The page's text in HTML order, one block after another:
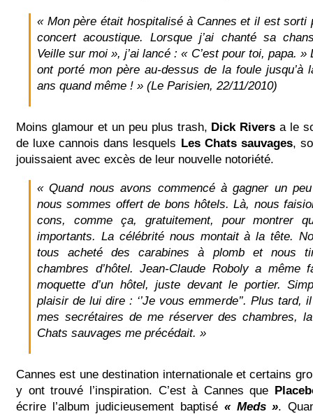
« Mon père était hospitalisé à Cannes et il est sorti
concert acoustique. Lorsque j’ai chanté sa
Veille sur moi », j’ai lancé : « C’est pour toi, papa.
ont porté mon père au-dessus de la foule
ans quand même ! » (Le Parisien, 22/11/2010)
Moins glamour et un peu plus trash, Dick Rivers a le
de luxe cannois dans lesquels Les Chats sauvages,
jouissaient avec excès de leur nouvelle notoriété.
« Quand nous avons commencé à gagner un peu
nous sommes offert de bons hôtels. Là, nous
cons, comme ça, gratuitement, pour montrer
importants. La célébrité nous montait à la tête.
tous acheté des carabines à plomb et nous
chambres d’hôtel. Jean-Claude Roboly a
moquette d’un hôtel, juste devant le portier.
plaisir de lui dire : ‘’Je vous emmerde’’. Plus tard,
mes secrétaires de me réserver des chambres,
Chats sauvages me précédait. »
Cannes est une destination internationale et certains
y ont trouvé l’inspiration. C’est à Cannes que
écrire l’album judicieusement baptisé « Meds ».